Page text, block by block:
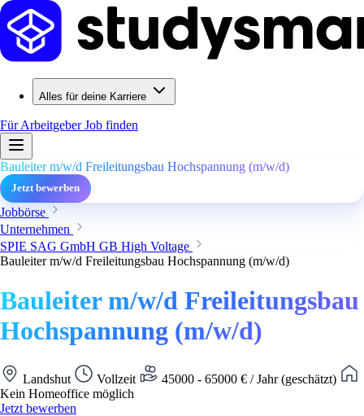
Alles für deine Karriere
Für ArbeitgeberJob finden
Bauleiter m/w/d Freileitungsbau Hochspannung (m/w/d)
Jetzt bewerben
Jobbörse
Unternehmen
SPIE SAG GmbH GB High Voltage
Bauleiter m/w/d Freileitungsbau Hochspannung (m/w/d)
Bauleiter m/w/d Freileitungsbau
Hochspannung (m/w/d)
Landshut Vollzeit
45000 - 65000 € / Jahr (geschätzt)
Kein Homeoffice möglich
Jetzt bewerben